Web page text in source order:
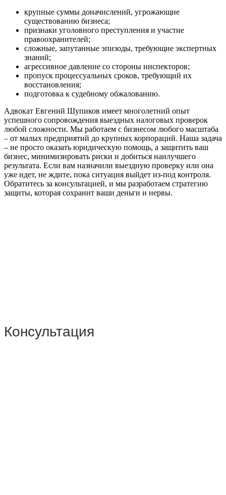
крупные суммы доначислений, угрожающие
существованию бизнеса;
признаки уголовного преступления и участие
правоохранителей;
сложные, запутанные эпизоды, требующие экспертных
знаний;
агрессивное давление со стороны инспекторов;
пропуск процессуальных сроков, требующий их
восстановления;
подготовка к судебному обжалованию.
Адвокат Евгений Шупиков имеет многолетний опыт
успешного сопровождения выездных налоговых проверок
любой сложности. Мы работаем с бизнесом любого масштаба
– от малых предприятий до крупных корпораций. Наша задача
– не просто оказать юридическую помощь, а защитить ваш
бизнес, минимизировать риски и добиться наилучшего
результата. Если вам назначили выездную проверку или она
уже идет, не ждите, пока ситуация выйдет из-под контроля.
Обратитесь за консультацией, и мы разработаем стратегию
защиты, которая сохранит ваши деньги и нервы.
Консультация